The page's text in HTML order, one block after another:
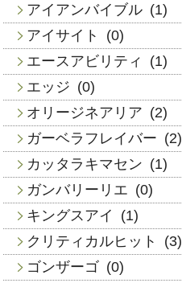
アイアンバイブル (1)
アイサイト
(0)
エースアビリティ
(1)
エッジ (0)
オリージネアリア (2)
ガーベラフレイバー (2)
カッタラキマセン (1)
ガンバリーリエ (0)
キングスアイ
(1)
クリティカルヒット
(3)
ゴンザーゴ (0)